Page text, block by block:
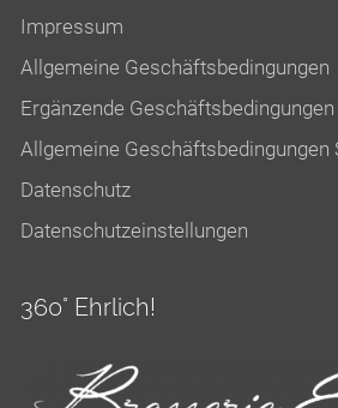
Impressum
Allgemeine Geschäftsbedingungen
Ergänzende
Allgemeine Geschäftsbedingungen
Datenschutz
Datenschutzeinstellungen
360° Ehrlich!